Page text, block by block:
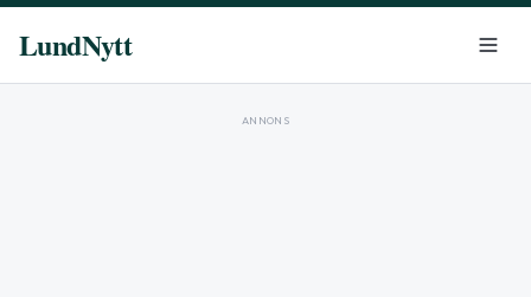
LundNytt
ANNONS